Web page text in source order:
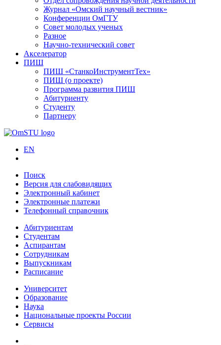
Журнал «Омский научный вестник»
Конференции ОмГТУ
Совет молодых ученых
Разное
Научно-технический совет
Акселератор
ПИШ
ПИШ «СтанкоИнструментТех»
ПИШ (о проекте)
Программа развития ПИШ
Абитуриенту
Студенту
Партнеру
EN
Поиск
Версия для слабовидящих
Электронный кабинет
Электронные платежи
Телефонный справочник
Абитуриентам
Студентам
Аспирантам
Сотрудникам
Выпускникам
Расписание
Университет
Образование
Наука
Национальные проекты России
Сервисы